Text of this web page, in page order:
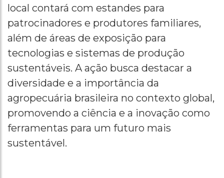
local contará com estandes para
patrocinadores e produtores familiares,
além de áreas de exposição para
tecnologias e sistemas de produção
sustentáveis. A ação busca destacar a
diversidade e a importância da
agropecuária brasileira no contexto global,
promovendo a ciência e a inovação como
ferramentas para um futuro mais
sustentável.